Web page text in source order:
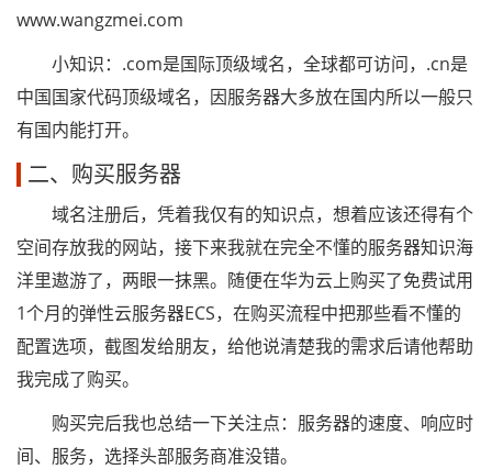
www.wangzmei.com
小知识：.com是国际顶级域名，全球都可访问，.cn是
中国国家代码顶级域名，因服务器大多放在国内所以一般只
有国内能打开。
二、购买服务器
域名注册后，凭着我仅有的知识点，想着应该还得有个
空间存放我的网站，接下来我就在完全不懂的服务器知识海
洋里遨游了，两眼一抹黑。随便在华为云上购买了免费试用
1个月的弹性云服务器ECS，在购买流程中把那些看不懂的
配置选项，截图发给朋友，给他说清楚我的需求后请他帮助
我完成了购买。
购买完后我也总结一下关注点：服务器的速度、响应时
间、服务，选择头部服务商准没错。